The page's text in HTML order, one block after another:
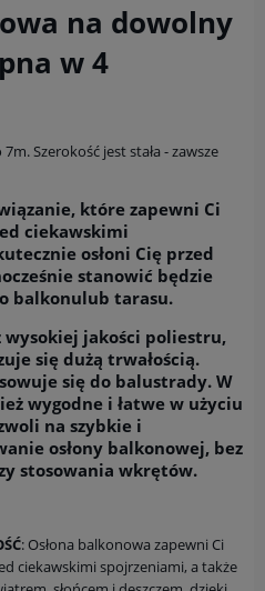
na dowolny
w 4
Szerokość jest stała - zawsze
które zapewni Ci
ciekawskimi
osłoni Cię przed
stanowić będzie
balkonulub tarasu.
wysokiej jakości poliestru,
się dużą trwałością.
się do balustrady. W
wygodne i łatwe w użyciu
na szybkie i
osłony balkonowej, bez
stosowania wkrętów.
: Osłona balkonowa zapewni Ci
ciekawskimi spojrzeniami, a także